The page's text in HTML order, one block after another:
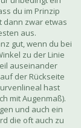
du im Prinzip
dann zwar etwas
aus.
gut, wenn du bei
zu der Linie
auseinander
der Rückseite
hast
mit Augenmaß).
und auch ein
die oft auch zu